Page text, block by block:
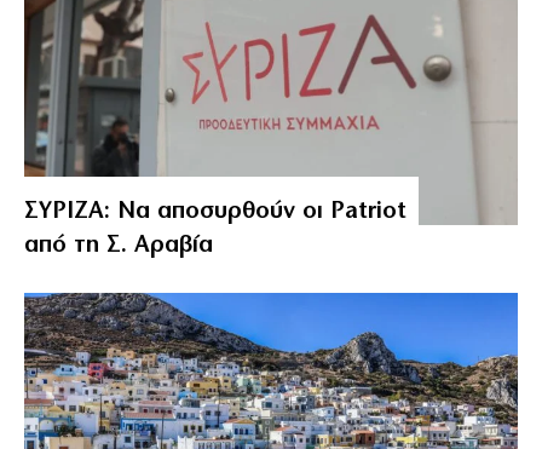
ΣΥΡΙΖΑ: Να αποσυρθούν οι Patriot
από τη Σ. Αραβία